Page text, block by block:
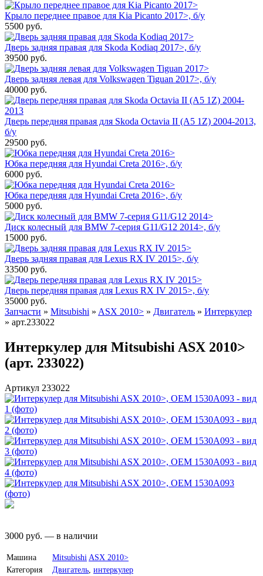
Крыло переднее правое для Kia Picanto 2017>, б/у
5500 руб.
Дверь задняя правая для Skoda Kodiaq 2017>, б/у
39500 руб.
Дверь задняя левая для Volkswagen Tiguan 2017>, б/у
40000 руб.
Дверь передняя правая для Skoda Octavia II (A5 1Z) 2004-2013,
б/у
29500 руб.
Юбка передняя для Hyundai Creta 2016>, б/у
6000 руб.
Юбка передняя для Hyundai Creta 2016>, б/у
5000 руб.
Диск колесный для BMW 7-серия G11/G12 2014>, б/у
15000 руб.
Дверь задняя правая для Lexus RX IV 2015>, б/у
33500 руб.
Дверь передняя правая для Lexus RX IV 2015>, б/у
35000 руб.
Запчасти » Mitsubishi » ASX 2010> » Двигатель » Интеркулер
» арт.233022
Интеркулер для Mitsubishi ASX 2010>
(арт. 233022)
Артикул 233022
3000 руб. — в наличии
Машина Mitsubishi ASX 2010>
Категория
Двигатель интеркулер